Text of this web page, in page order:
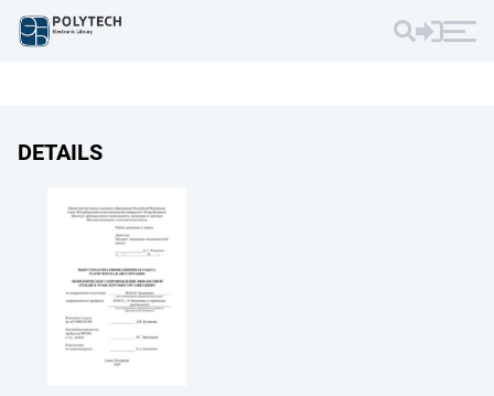
DETAILS